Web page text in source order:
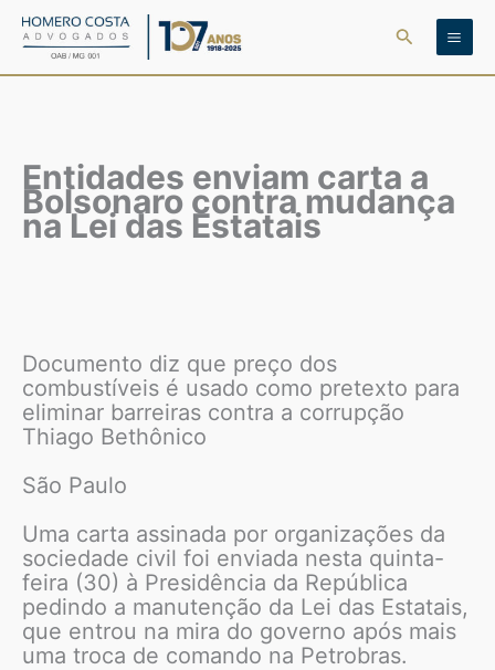
para
Pesquisar
Entidades enviam carta a
Bolsonaro contra mudança
na Lei das Estatais
Documento diz que preço dos
combustíveis é usado como pretexto para
eliminar barreiras contra a corrupção
Thiago Bethônico
São Paulo
Uma carta assinada por organizações da
sociedade civil foi enviada nesta quinta-
feira (30) à Presidência da República
pedindo a manutenção da Lei das Estatais,
que entrou na mira do governo após mais
uma troca de comando na Petrobras.